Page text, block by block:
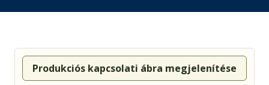
Produkciós kapcsolati ábra megjelenítése